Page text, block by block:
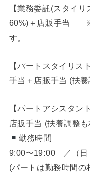
【業務委託(スタイ
60%)＋店販手当 ※
す。
【パートスタイリス
手当＋店販手当 (扶
【パートアシスタン
店販手当 (扶養調整
勤務時間
9:00〜19:00 ／（日
(パートは勤務時間の